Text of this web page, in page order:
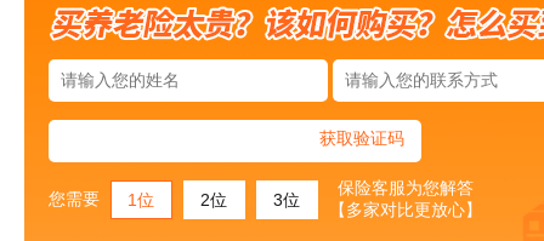
获取验证码
您需要 1位 2位 3位
保险客服为您解答
【多家对比更放心】